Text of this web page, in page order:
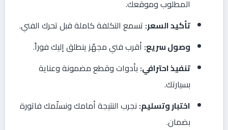
المطلوب وموقعك.
تأكيد السعر: تسمع التكلفة كاملة قبل تحرك الفني.
وصول سريع: أقرب فني مجهّز ينطلق إليك فوراً.
تنفيذ احترافي: بأدوات وقطع مضمونة وعناية
بسيارتك.
اختبار وتسليم: نجرب النتيجة أمامك ونسلّمك فاتورة
بضمان.